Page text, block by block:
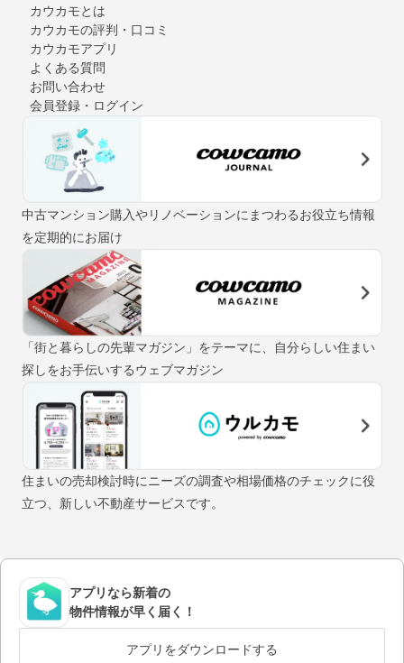
カウカモとは
カウカモの評判・口コミ
カウカモアプリ
よくある質問
お問い合わせ
会員登録・ログイン
中古マンション購入やリノベーションにまつわるお役立ち情報
を定期的にお届け
「街と暮らしの先輩マガジン」をテーマに、自分らしい住まい
探しをお手伝いするウェブマガジン
住まいの売却検討時にニーズの調査や相場価格のチェックに役
立つ、新しい不動産サービスです。
アプリなら新着の
物件情報が早く届く！
アプリをダウンロードする